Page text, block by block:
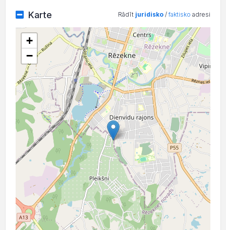
Karte Rādīt juridisko /faktisko adresi
+
−